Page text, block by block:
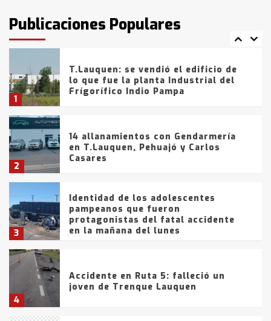
Publicaciones Populares
fueron detenidos por
comercialización de drogas en la
tarde del sábado
1
T.Lauquen: se vendió el edificio de
lo que fue la planta Industrial del
Frígorífico Indio Pampa
2
14 allanamientos con Gendarmería
en T.Lauquen, Pehuajó y Carlos
Casares
3
Identidad de los adolescentes
pampeanos que fueron
protagonistas del fatal accidente
en la mañana del lunes
4
Accidente en Ruta 5: falleció un
joven de Trenque Lauquen